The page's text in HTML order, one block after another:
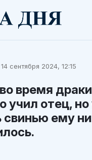
14 сентября 2024, 12:15
время
учил отец,
свинью ему